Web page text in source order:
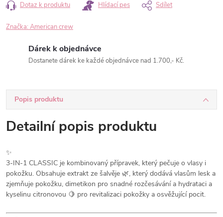
Dotaz k produktu Hlídací pes Sdílet
Značka: American crew
Dárek k objednávce
Dostanete dárek ke každé objednávce nad 1.700,- Kč.
Popis produktu
Detailní popis produktu
✨
3-IN-1 CLASSIC je kombinovaný přípravek, který pečuje o vlasy i
pokožku. Obsahuje extrakt ze šalvěje 🌿, který dodává vlasům lesk a
zjemňuje pokožku, dimetikon pro snadné rozčesávání a hydrataci a
kyselinu citronovou 🍋 pro revitalizaci pokožky a osvěžující pocit.